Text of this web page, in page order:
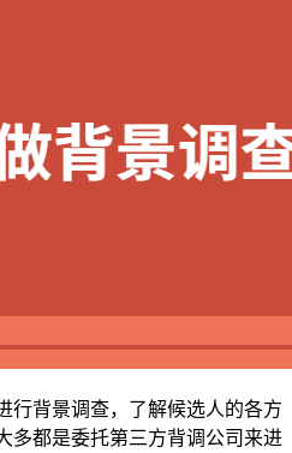
行背景调查，了解候选人的各方
多都是委托第三方背调公司来进